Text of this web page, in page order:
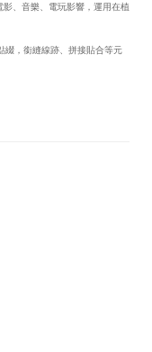
、音樂、電玩影響，運用在植
綴，銜縫線跡、拼接貼合等元